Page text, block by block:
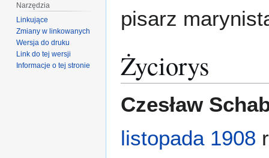
pisarz
Życiorys
Czesław
listopada 1908
Narzędzia
Linkujące
Zmiany w linkowanych
Wersja do druku
Link do tej wersji
Informacje o tej stronie